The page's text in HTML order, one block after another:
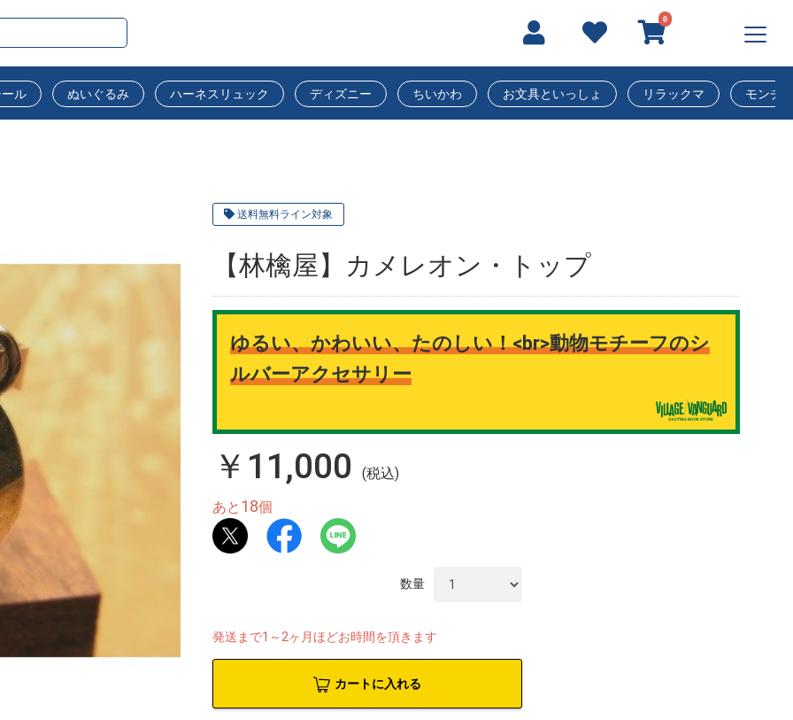
0
ル ぬいぐるみ ハーネスリュック ディズニー ちいかわ お文具といっしょ リラックマ モンチ
送料無料ライン対象
【林檎屋】カメレオン・トップ
ゆるい、かわいい、たのしい！<br>動物モチーフのシ
ルバーアクセサリー
￥11,000
(税込)
あと 18個
数量
発送まで1～2ヶ月ほどお時間を頂きます
カートに入れる